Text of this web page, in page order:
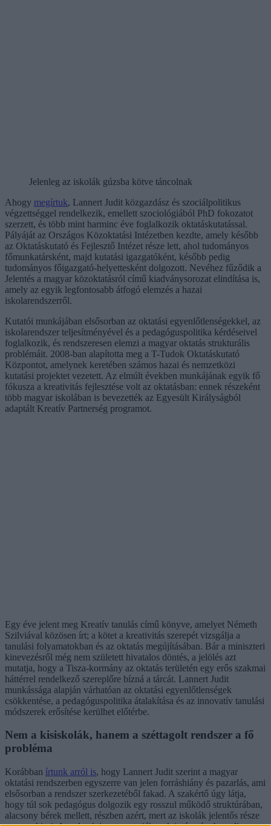
Jelenleg az iskolák gúzsba kötve táncolnak
Ahogy megírtuk, Lannert Judit közgazdász és szociálpolitikus
végzettséggel rendelkezik, emellett szociológiából PhD fokozatot
szerzett, és több mint harminc éve foglalkozik oktatáskutatással.
Pályáját az Országos Közoktatási Intézetben kezdte, amely később
az Oktatáskutató és Fejlesztő Intézet része lett, ahol tudományos
főmunkatársként, majd kutatási igazgatóként, később pedig
tudományos főigazgató-helyettesként dolgozott. Nevéhez fűződik a
Jelentés a magyar közoktatásról című kiadványsorozat elindítása is,
amely az egyik legfontosabb átfogó elemzés a hazai
iskolarendszerről.
Kutatói munkájában elsősorban az oktatási egyenlőtlenségekkel, az
iskolarendszer teljesítményével és a pedagóguspolitika kérdéseivel
foglalkozik, és rendszeresen elemzi a magyar oktatás strukturális
problémáit. 2008-ban alapította meg a T-Tudok Oktatáskutató
Központot, amelynek keretében számos hazai és nemzetközi
kutatási projektet vezetett. Az elmúlt években munkájának egyik fő
fókusza a kreativitás fejlesztése volt az oktatásban: ennek részeként
több magyar iskolában is bevezették az Egyesült Királyságból
adaptált Kreatív Partnerség programot.
Egy éve jelent meg Kreatív tanulás című könyve, amelyet Németh
Szilviával közösen írt; a kötet a kreativitás szerepét vizsgálja a
tanulási folyamatokban és az oktatás megújításában. Bár a miniszteri
kinevezésről még nem született hivatalos döntés, a jelölés azt
mutatja, hogy a Tisza-kormány az oktatás területén egy erős szakmai
háttérrel rendelkező szereplőre bízná a tárcát. Lannert Judit
munkássága alapján várhatóan az oktatási egyenlőtlenségek
csökkentése, a pedagóguspolitika átalakítása és az innovatív tanulási
módszerek erősítése kerülhet előtérbe.
Nem a kisiskolák, hanem a széttagolt rendszer a fő
probléma
Korábban írtunk arról is, hogy Lannert Judit szerint a magyar
oktatási rendszerben egyszerre van jelen forráshiány és pazarlás, ami
elsősorban a rendszer szerkezetéből fakad. A szakértő úgy látja,
hogy túl sok pedagógus dolgozik egy rosszul működő struktúrában,
alacsony bérek mellett, részben azért, mert az iskolák jelentős része